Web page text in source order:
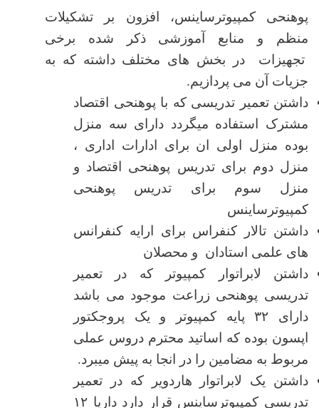
پوهنحی کمپیوترساینس، افزون بر تشکیلات
منظم و منابع آموزشی ذکر شده برخی
تجهیزات در بخش های مختلف داشته که به
جزیات آن می پردازیم.
داشتن تعمیر تدریسی که با پوهنحی اقتصاد
مشترک استفاده میگردد دارای سه منزل
بوده منزل اولی ان برای ادارات اداری ،
منزل دوم برای تدریس پوهنحی اقتصاد و
منزل سوم برای تدریس پوهنحی
کمپیوترساینس
داشتن تالار کنفراس برای ارایه کنفرانس
های علمی استادان و محصلان
داشتن لابراتوار کمپیوتر که در تعمیر
تدریسی پوهنحی زراعت موجود می باشد
دارای ۳۲ پایه کمپیوتر و یک پروجکتور
اپسون بوده که اساتید محترم دروس عملی
مربوط به مضامین را در انجا به پیش میبرد.
داشتن یک لابراتوار هاردویر که در تعمیر
تدریسی کمپیوترساینس قرار دارد داریا ۱۲